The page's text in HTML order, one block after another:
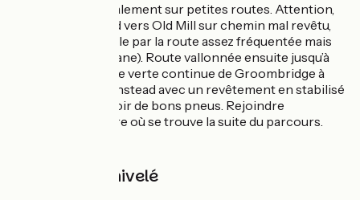
Parcours principalement sur petites routes. Attention,
sortie d’Heathfield vers Old Mill sur chemin mal revêtu,
alternative possible par la route assez fréquentée mais
courte (Newick Lane). Route vallonnée ensuite jusqu’à
Groombridge. Voie verte continue de Groombridge à
l’entrée d’East Grinstead avec un revêtement en stabilisé
assez inégal, prévoir de bons pneus. Rejoindre
directement la gare où se trouve la suite du parcours.
Pentes et dénivelé